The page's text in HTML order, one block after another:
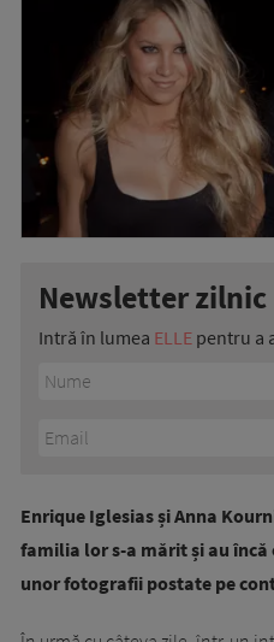
Newsletter zilnic
Intră în lumea ELLE pentru a
Enrique Iglesias și Anna
familia lor s-a mărit și au
unor fotografii postate pe